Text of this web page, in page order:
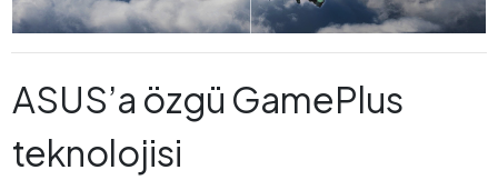
ASUS’a özgü GamePlus
teknolojisi